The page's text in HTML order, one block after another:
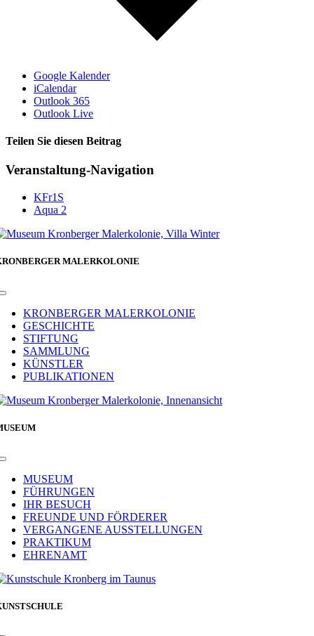
Google Kalender
iCalendar
Outlook 365
Outlook Live
Teilen Sie diesen Beitrag
Facebook
Veranstaltung-Navigation
KFr1S
Aqua 2
MALERKOLONIE
Toggle
NavigationKRONBERGER MALERKOLONIE
GESCHICHTE
STIFTUNG
SAMMLUNG
KÜNSTLER
PUBLIKATIONEN
Toggle
NavigationMUSEUM
FÜHRUNGEN
IHR BESUCH
FREUNDE UND FÖRDERER
VERGANGENE AUSSTELLUNGEN
PRAKTIKUM
EHRENAMT